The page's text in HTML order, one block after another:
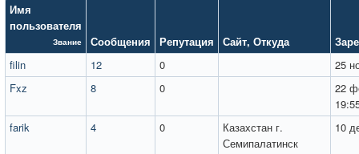
Имя
пользователя
Звание Сообщения Репутация Сайт, Откуда
filin
12 0
25
Fxz
8 0
22
farik
4 0
Казахстан г.
Семипалатинск
10